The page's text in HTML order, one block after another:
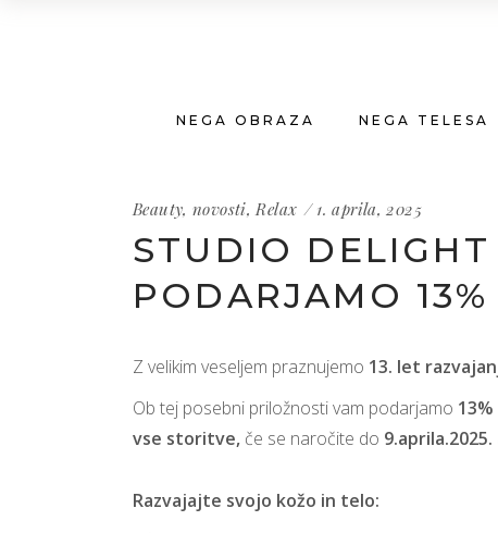
NEGA OBRAZA NEGA TELESA
Beauty, novosti,Relax 1. aprila, 2025
STUDIO
PODARJAMO
Z velikim veseljem praznujemo 13. let
Ob tej posebni priložnosti vam podarjamo
vse storitve, če se naročite do 9.aprila.2025.
Razvajajte svojo kožo in telo: